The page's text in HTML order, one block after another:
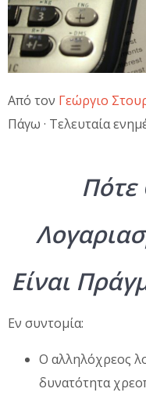
Από τον Γεώργιο
Πάγω · Τελευταία
Πότε
Είναι
Εν συντομία:
Ο αλληλόχρεος
δυνατότητα